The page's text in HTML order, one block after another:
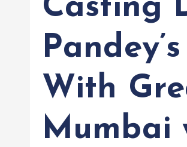
Casting
With
Mumbai